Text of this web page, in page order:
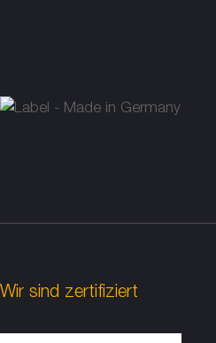
Wir sind zertifiziert